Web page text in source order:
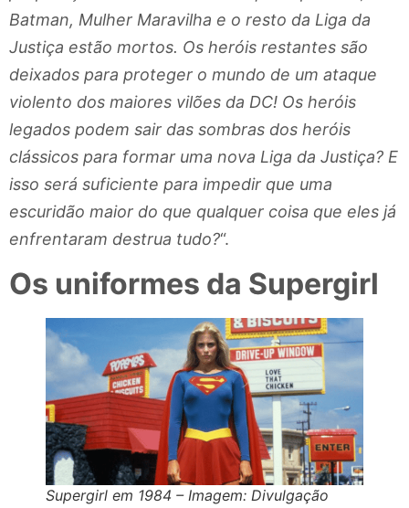
Batman, Mulher Maravilha e o resto da Liga da
Justiça estão mortos. Os heróis restantes são
deixados para proteger o mundo de um ataque
violento dos maiores vilões da DC! Os heróis
legados podem sair das sombras dos heróis
clássicos para formar uma nova Liga da Justiça? E
isso será suficiente para impedir que uma
escuridão maior do que qualquer coisa que eles já
enfrentaram destrua tudo?“.
Os uniformes da Supergirl
Supergirl em 1984 – Imagem: Divulgação